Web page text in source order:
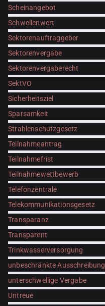
Scheinangebot
Schwellenwert
Sektorenauftraggeber
Sektorenvergabe
Sektorenvergaberecht
SektVO
Sicherheitsziel
Sparsamkeit
Strahlenschutzgesetz
Teilnahmeantrag
Teilnahmefrist
Teilnahmewettbewerb
Telefonzentrale
Telekommunikationsgesetz
Transparanz
Transparent
Trinkwasserversorgung
unbeschränkte Ausschreibung
unterschwellige Vergabe
Untreue